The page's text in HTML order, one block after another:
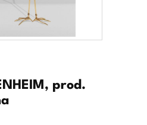
prod.